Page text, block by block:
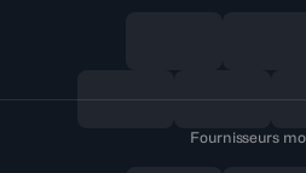
Fournisseurs